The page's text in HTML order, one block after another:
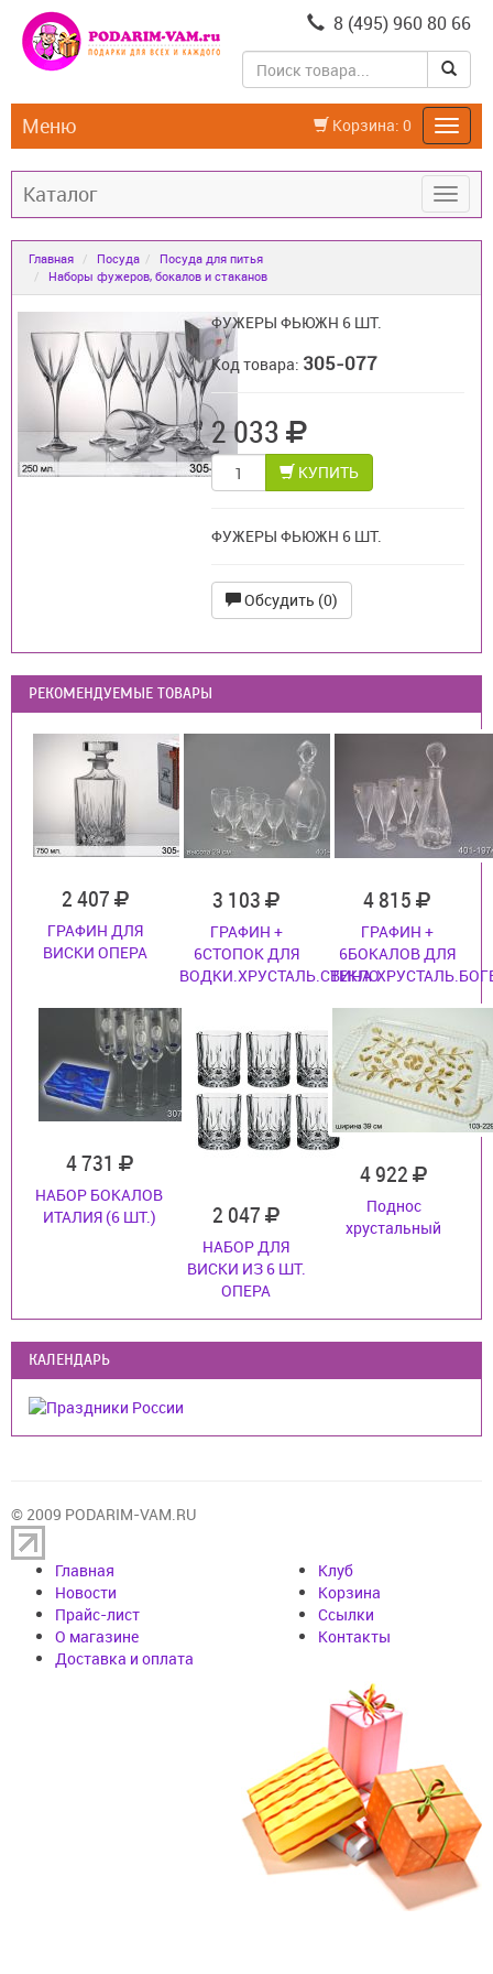
8 (495) 960 80 66
Корзина: 0
Меню
Каталог
Главная Посуда
Посуда для питья
Наборы фужеров, бокалов и стаканов
ФУЖЕРЫ ФЬЮЖН 6 ШТ.
Код товара: 305-077
2 033
КУПИТЬ
ФУЖЕРЫ ФЬЮЖН 6 ШТ.
Обсудить (0)
РЕКОМЕНДУЕМЫЕ ТОВАРЫ
2 407
ГРАФИН ДЛЯ
ВИСКИ ОПЕРА
3 103
ГРАФИН +
6СТОПОК ДЛЯ
ВОДКИ.ХРУСТАЛЬ.СТЕКЛО
4 815
ГРАФИН +
6БОКАЛОВ ДЛЯ
4 731
НАБОР БОКАЛОВ
ИТАЛИЯ (6 ШТ.)
2 047
НАБОР ДЛЯ
ВИСКИ ИЗ 6 ШТ.
ОПЕРА
4 922
Поднос
хрустальный
КАЛЕНДАРЬ
© 2009 PODARIM-VAM.RU
Главная
Новости
Прайс-лист
О магазине
Доставка и оплата
Клуб
Корзина
Cсылки
Контакты